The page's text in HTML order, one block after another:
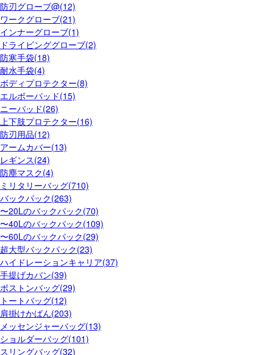
防刃グローブ@(12)
ワークグローブ(21)
インナーグローブ(1)
ドライビンググローブ(2)
防寒手袋(18)
耐水手袋(4)
ボディプロテクター(8)
エルボーパッド(15)
ニーパッド(26)
上下肢プロテクター(16)
防刃用品(12)
アームカバー(13)
レギンス(24)
防塵マスク(4)
ミリタリーバッグ(710)
バックパック(263)
〜20Lのバックパック(70)
〜40Lのバックパック(109)
〜60Lのバックパック(29)
超大型バックパック(23)
ハイドレーションキャリア(37)
手提げカバン(39)
ボストンバッグ(29)
トートバッグ(12)
肩掛けかばん(203)
メッセンジャーバッグ(13)
ショルダーバッグ(101)
スリングバッグ(32)